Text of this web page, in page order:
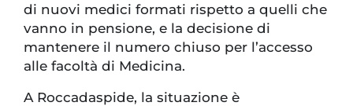
di nuovi medici formati rispetto a quelli che
vanno in pensione, e la decisione di
mantenere il numero chiuso per l’accesso
alle facoltà di Medicina.
A Roccadaspide, la situazione è